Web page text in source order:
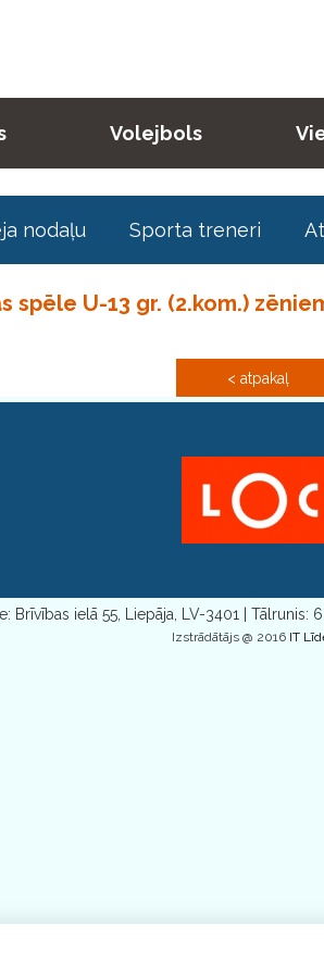
Volejbols
nodaļu Sporta treneri
U-13 gr. (2.kom.)
< atpakaļ
Brīvības ielā 55, Liepāja, LV-3401 | Tālrunis:
Izstrādātājs @ 2016 IT